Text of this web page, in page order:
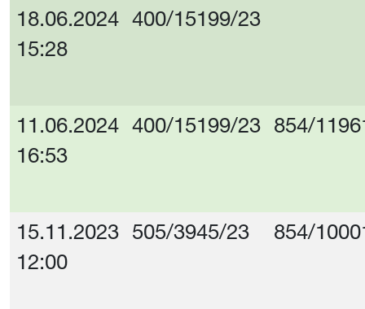
18.06.2024
15:28
400/15199/23
11.06.2024
16:53
400/15199/23 854/
15.11.2023
12:00
505/3945/23 854/